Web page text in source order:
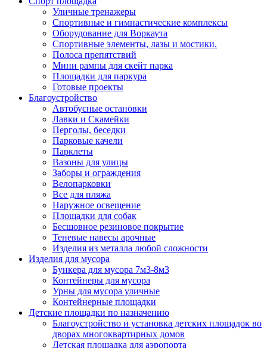
Уличные тренажеры
Спортивные и гимнастические комплексы
Оборудование для Воркаута
Спортивные элементы, лазы и мостики.
Полоса препятствий
Мини рампы для скейт парка
Площадки для паркура
Готовые проекты
Благоустройство
Автобусные остановки
Лавки и Скамейки
Перголы, беседки
Парковые качели
Парклеты
Вазоны для улицы
Заборы и ограждения
Велопарковки
Все для пляжа
Наружное освещение
Площадки для собак
Бесшовное резиновое покрытие
Теневые навесы арочные
Изделия из металла любой сложности
Изделия для мусора
Бункера для мусора 7м3-8м3
Контейнеры для мусора
Урны для мусора уличные
Контейнерные площадки
Детские площадки по назначению
Благоустройство и установка детских площадок во
дворах многоквартирных домов
Детская площадка для аэропорта